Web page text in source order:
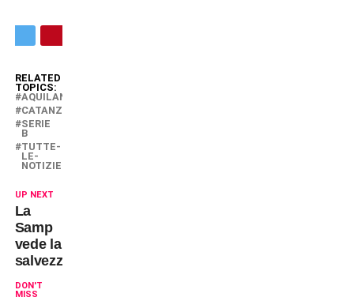
RELATED
TOPICS:
AQUILANI
CATANZARO
SERIE
B
TUTTE-
LE-
NOTIZIE
UP NEXT
La
Samp
vede la
salvezza
DON'T
MISS